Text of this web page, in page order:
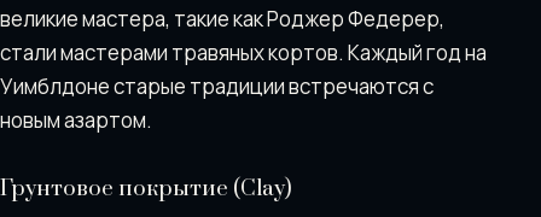
великие мастера, такие как Роджер Федерер,
стали мастерами травяных кортов. Каждый год на
Уимблдоне старые традиции встречаются с
новым азартом.
Грунтовое покрытие (Clay)